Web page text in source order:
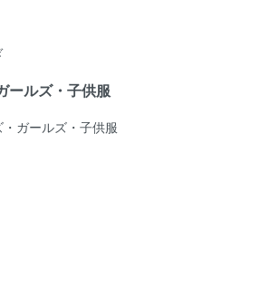
ールズ・子供服
ガールズ・子供服